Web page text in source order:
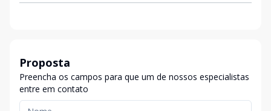
Proposta
Preencha os campos para que um de nossos especialistas
entre em contato